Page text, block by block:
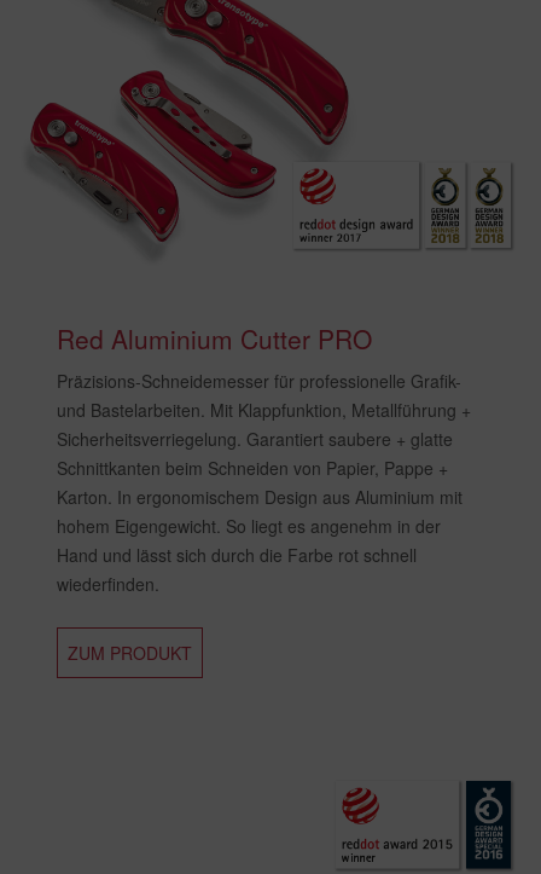
Red Aluminium Cutter PRO
Präzisions-Schneidemesser für professionelle Grafik-
und Bastelarbeiten. Mit Klappfunktion, Metallführung +
Sicherheitsverriegelung. Garantiert saubere + glatte
Schnittkanten beim Schneiden von Papier, Pappe +
Karton. In ergonomischem Design aus Aluminium mit
hohem Eigengewicht. So liegt es angenehm in der
Hand und lässt sich durch die Farbe rot schnell
wiederfinden.
ZUM PRODUKT